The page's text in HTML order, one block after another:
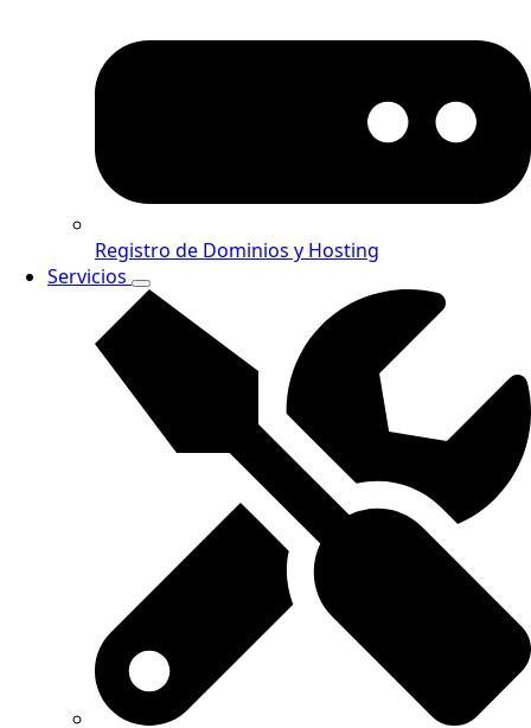
Registro de Dominios y Hosting
Servicios